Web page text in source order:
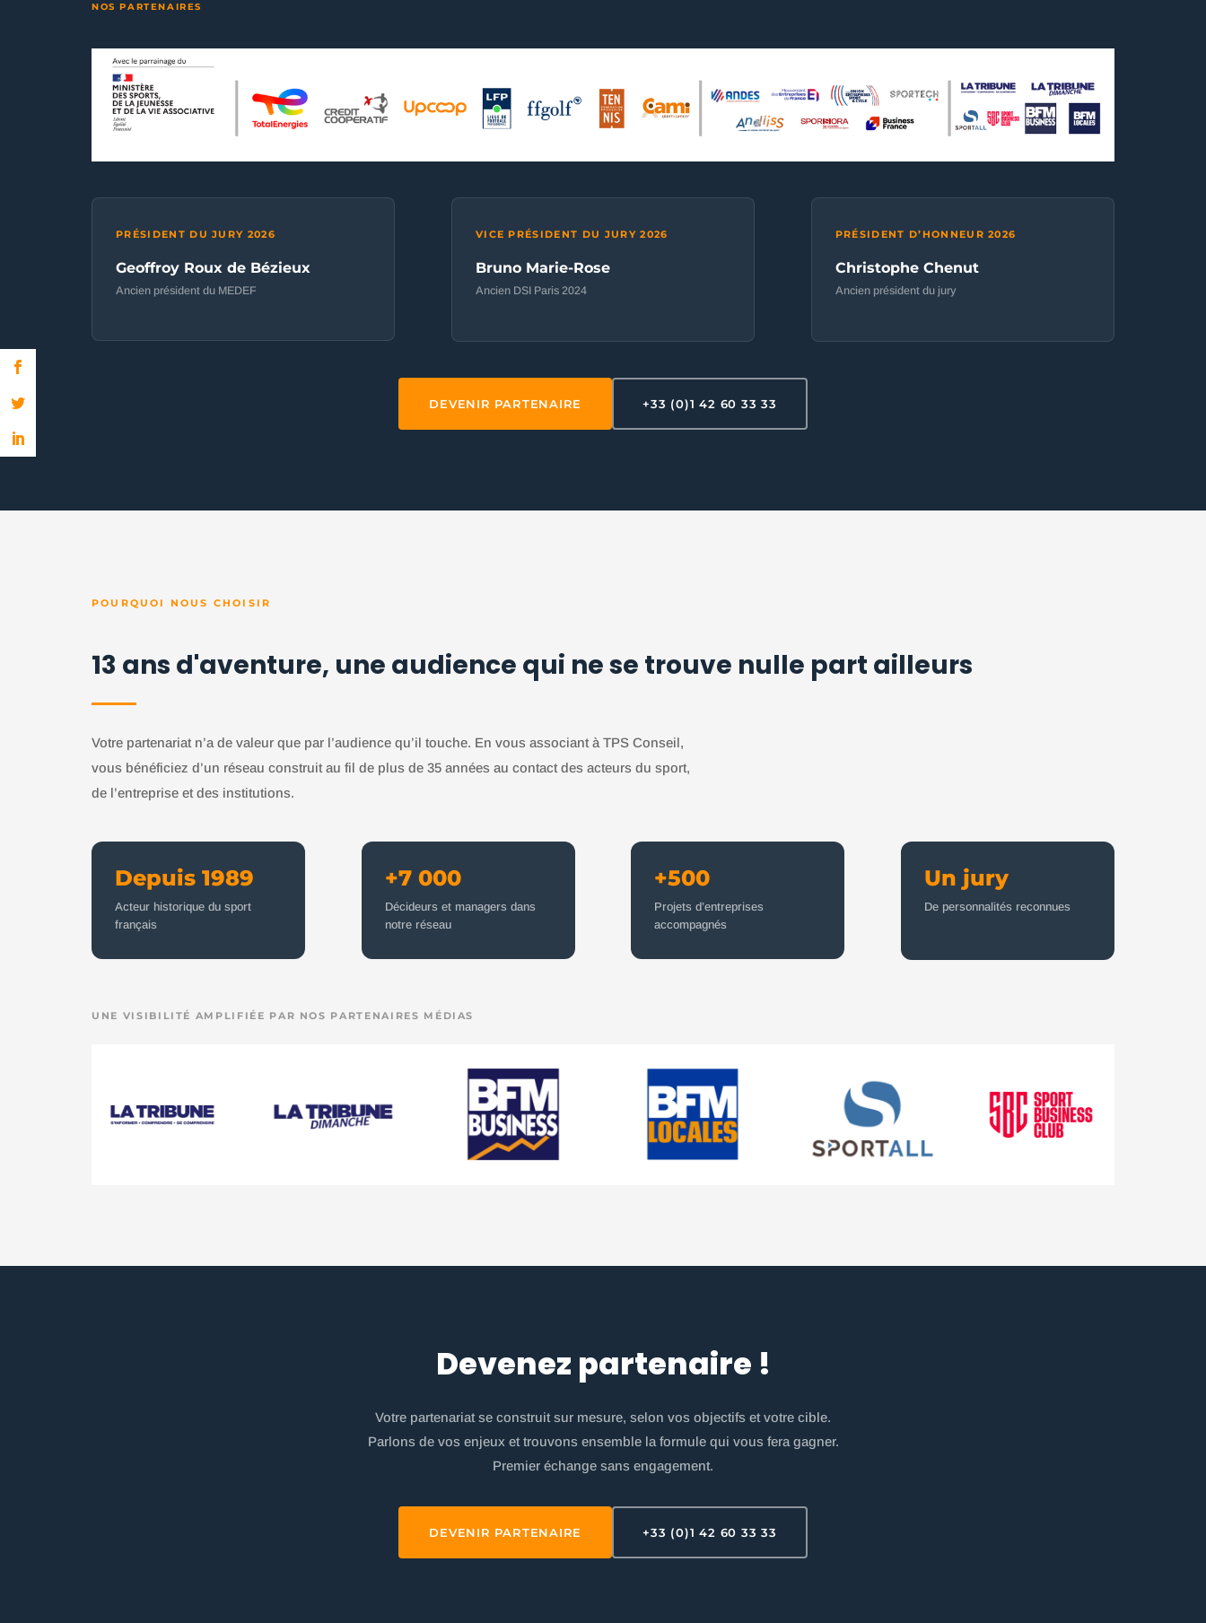
NOS PARTENAIRES
PRÉSIDENT DU JURY 2026
Geoffroy Roux de Bézieux
Ancien président du MEDEF
VICE PRÉSIDENT DU JURY 2026
Bruno Marie-Rose
Ancien DSI Paris 2024
PRÉSIDENT D’HONNEUR 2026
Christophe Chenut
Ancien président du jury
DEVENIR PARTENAIRE +33 (0)1 42 60 33 33
POURQUOI NOUS CHOISIR
13 ans d'aventure, une audience qui ne se trouve nulle part ailleurs
Votre partenariat n’a de valeur que par l’audience qu’il touche. En vous associant à TPS Conseil,
vous bénéficiez d’un réseau construit au fil de plus de 35 années au contact des acteurs du sport,
de l’entreprise et des institutions.
Depuis 1989
Acteur historique du sport
français
+7 000
Décideurs et managers dans
notre réseau
+500
Projets d’entreprises
accompagnés
Un jury
De personnalités reconnues
UNE VISIBILITÉ AMPLIFIÉE PAR NOS PARTENAIRES MÉDIAS
Devenez partenaire !
Votre partenariat se construit sur mesure, selon vos objectifs et votre cible.
Parlons de vos enjeux et trouvons ensemble la formule qui vous fera gagner.
Premier échange sans engagement.
DEVENIR PARTENAIRE +33 (0)1 42 60 33 33